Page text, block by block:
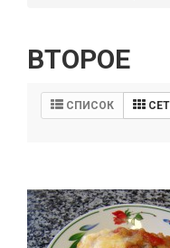
ВТОРОЕ
СПИСОК